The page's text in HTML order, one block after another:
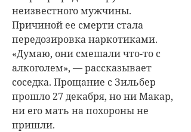
неизвестного мужчины.
Причиной ее смерти стала
передозировка наркотиками.
«Думаю, они смешали что-то с
алкоголем», — рассказывает
соседка. Прощание с Зильбер
прошло 27 декабря, но ни Макар,
ни его мать на похороны не
пришли.